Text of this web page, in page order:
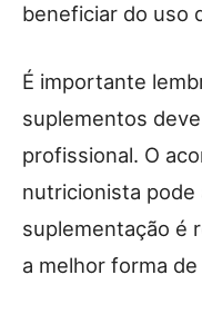
beneficiar do uso
É importante
suplementos
profissional. O
nutricionista pode
suplementação é
a melhor forma